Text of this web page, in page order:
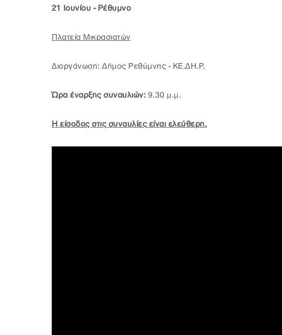
21 Ιουνίου - Ρέθυμνο
Πλατεία Μικρασιατών
Διοργάνωση: Δήμος Ρεθύμνης - ΚΕ.ΔΗ.Ρ.
Ώρα έναρξης συναυλιών: 9.30 μ.μ.
H είσοδος στις συναυλίες είναι ελεύθερη.